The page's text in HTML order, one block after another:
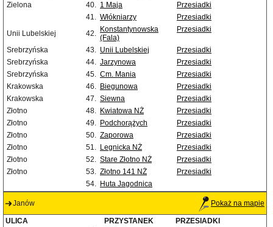
Zielona
40. 1 Maja
Przesiadki
41. Włókniarzy
Przesiadki
Unii Lubelskiej
42. Konstantynowska
(Fala)
Przesiadki
Srebrzyńska 43. Unii Lubelskiej
Przesiadki
Srebrzyńska
44. Jarzynowa
Przesiadki
Srebrzyńska
45. Cm. Mania
Przesiadki
Krakowska
46. Biegunowa
Przesiadki
Krakowska
47. Siewna
Przesiadki
Złotno
48. Kwiatowa NŻ
Przesiadki
Złotno
49. Podchorążych
Przesiadki
Złotno
50. Zaporowa
Przesiadki
Złotno
51. Legnicka NŻ
Przesiadki
Złotno
52. Stare Złotno NŻ
Przesiadki
Złotno
53. Złotno 141 NŻ
Przesiadki
54. Huta Jagodnica
Janów Pokaż na mapie
ULICA PRZYSTANEK
PRZESIADKI